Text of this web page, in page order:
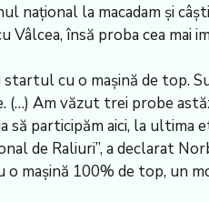
naţional la macadam şi
însă proba cea mai
cu o maşină de top.
Am văzut trei probe
participăm aici, la ultima
de Raliuri”, a declarat
maşină 100% de top, un